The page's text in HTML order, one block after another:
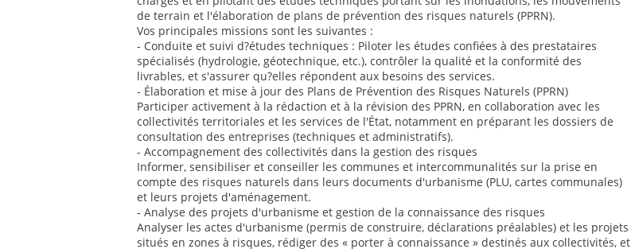
de terrain et l'élaboration de plans de prévention des risques naturels (PPRN).
Vos principales missions sont les suivantes :
- Conduite et suivi d?études techniques : Piloter les études confiées à des prestataires
spécialisés (hydrologie, géotechnique, etc.), contrôler la qualité et la conformité des
livrables, et s'assurer qu?elles répondent aux besoins des services.
- Élaboration et mise à jour des Plans de Prévention des Risques Naturels (PPRN)
Participer activement à la rédaction et à la révision des PPRN, en collaboration avec les
collectivités territoriales et les services de l'État, notamment en préparant les dossiers de
consultation des entreprises (techniques et administratifs).
- Accompagnement des collectivités dans la gestion des risques
Informer, sensibiliser et conseiller les communes et intercommunalités sur la prise en
compte des risques naturels dans leurs documents d'urbanisme (PLU, cartes communales)
et leurs projets d'aménagement.
- Analyse des projets d'urbanisme et gestion de la connaissance des risques
Analyser les actes d'urbanisme (permis de construire, déclarations préalables) et les projets
situés en zones à risques, rédiger des « porter à connaissance » destinés aux collectivités, et